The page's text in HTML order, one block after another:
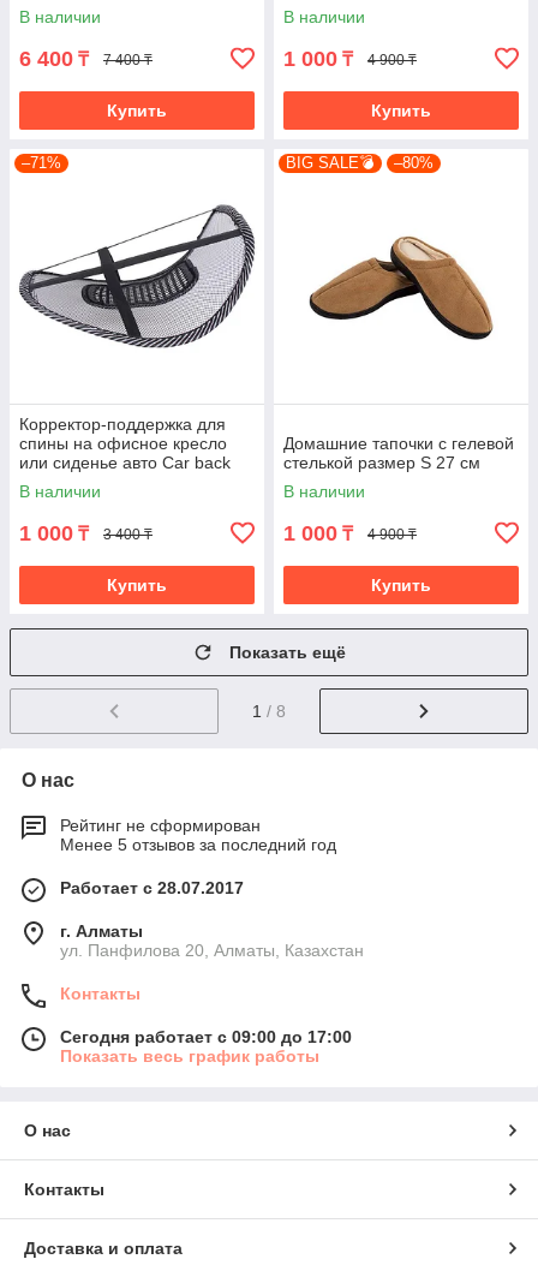
В наличии
6 400 ₸ 7 400 ₸
Купить
В наличии
1 000 ₸ 4 900 ₸
Купить
–71%
Корректор-поддержка для
спины на офисное кресло
или сиденье авто Car back
support
В наличии
1 000 ₸ 3 400 ₸
Купить
BIG SALE💣 –80%
Домашние тапочки с гелевой
стелькой размер S 27 см
В наличии
1 000 ₸ 4 900 ₸
Купить
Показать ещё
1 / 8
О нас
Рейтинг не сформирован
Менее 5 отзывов за последний год
Работает с 28.07.2017
г. Алматы
ул. Панфилова 20, Алматы, Казахстан
Контакты
Сегодня работает с 09:00 до 17:00
Показать весь график работы
О нас
Контакты
Доставка и оплата